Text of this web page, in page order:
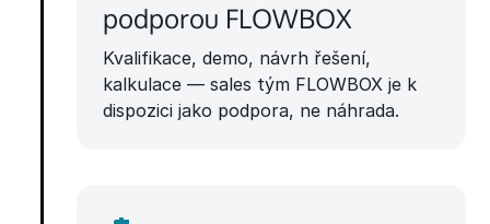
podporou FLOWBOX
Kvalifikace, demo, návrh řešení,
kalkulace — sales tým FLOWBOX je k
dispozici jako podpora, ne náhrada.